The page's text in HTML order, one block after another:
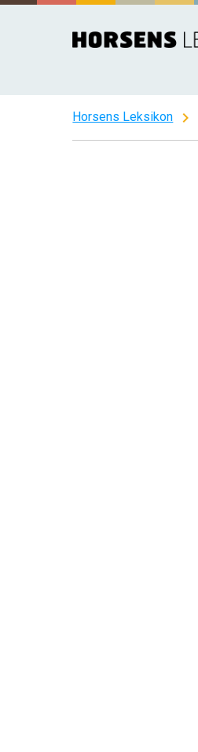
Spring
Horsens Leksikon chevron_right